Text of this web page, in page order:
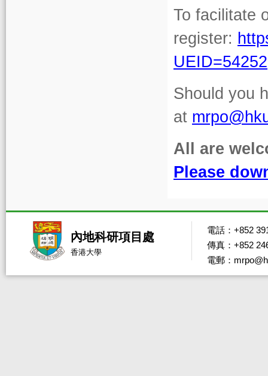
To facilitate
register:
UEID=54252
Should you
at
All are
Please
內地科研項目處
香港大學
電話：+852
傳真：+852
電郵：